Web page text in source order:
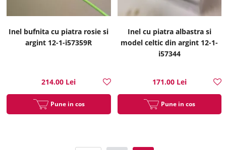
Inel bufnita cu piatra rosie si
argint 12-1-i57359R
214.00 Lei
Pune in cos
Inel cu piatra albastra si
model celtic din argint 12-1-
i57344
171.00 Lei
Pune in cos